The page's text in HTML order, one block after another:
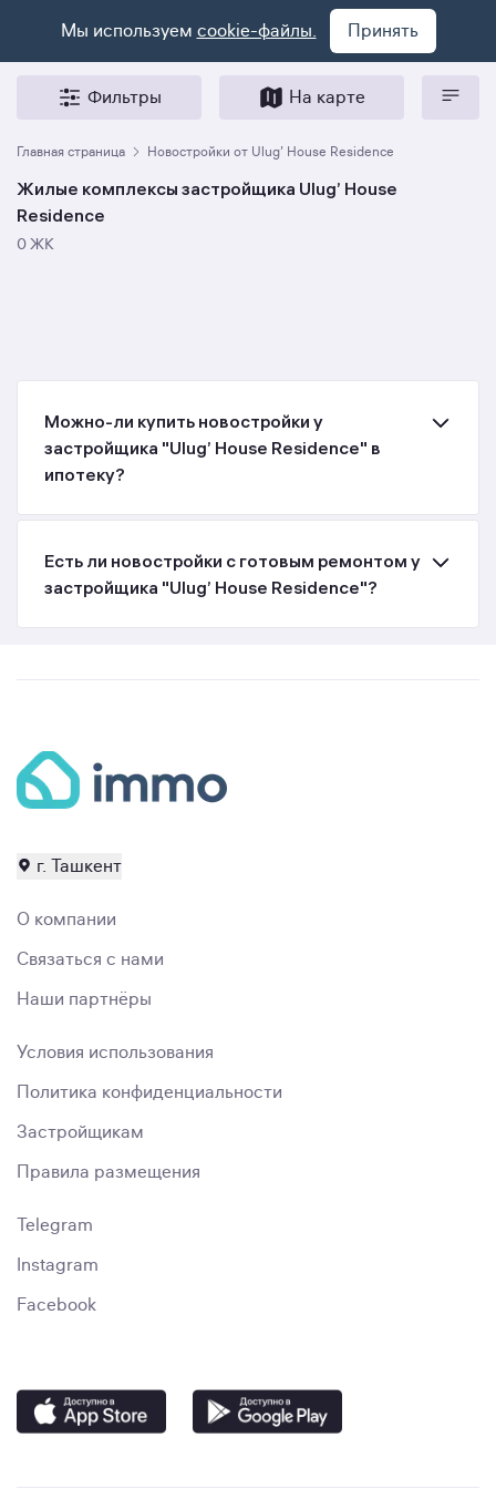
Мы используем cookie-файлы. Принять
Фильтры На карте
Главная страница Новостройки от Ulug’ House Residence
Жилые комплексы застройщика Ulug’ House
Residence
0 ЖК
Можно-ли купить новостройки у
застройщика "Ulug’ House Residence" в
ипотеку?
Есть ли новостройки с готовым ремонтом у
застройщика "Ulug’ House Residence"?
г. Ташкент
О компании
Связаться с нами
Наши партнёры
Условия использования
Политика конфиденциальности
Застройщикам
Правила размещения
Telegram
Instagram
Facebook